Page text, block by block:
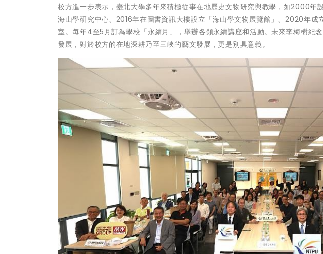
校方進一步表示，臺北大學多年來積極從事在地歷史文物研究與教學，如2000年
海山學研究中心、2016年在圖書資訊大樓設立「海山學文物展覽館」、2020年成
室。每年4至5月訂為學校「永續月」，舉辦各類永續講座和活動。未來李梅樹紀
發展，對於校方的在地深耕乃至三峽的藝文發展，更是別具意義。